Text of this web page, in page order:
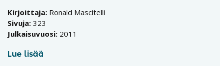
Kirjoittaja: Ronald Mascitelli
Sivuja: 323
Julkaisuvuosi: 2011
Lue lisää